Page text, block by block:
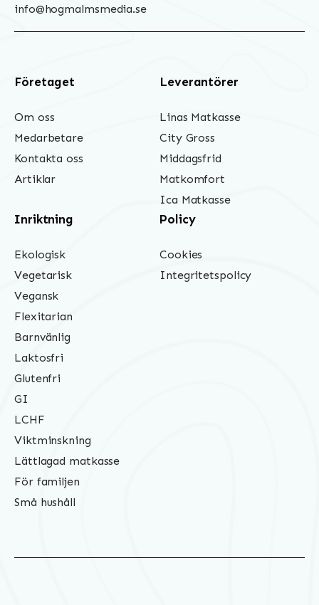
info@hogmalmsmedia.se
Företaget
Om oss
Medarbetare
Kontakta oss
Artiklar
Leverantörer
Linas Matkasse
City Gross
Middagsfrid
Matkomfort
Ica Matkasse
Inriktning
Ekologisk
Vegetarisk
Vegansk
Flexitarian
Barnvänlig
Laktosfri
Glutenfri
GI
LCHF
Viktminskning
Lättlagad matkasse
För familjen
Små hushåll
Policy
Cookies
Integritetspolicy